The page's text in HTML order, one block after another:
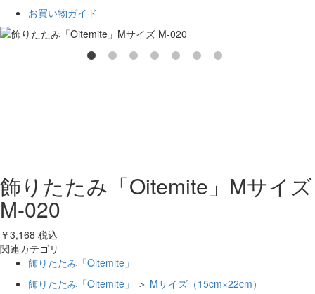
お買い物ガイド
飾りたたみ「Oitemite」Mサイズ
M-020
￥3,168 税込
関連カテゴリ
飾りたたみ「Oitemite」
飾りたたみ「Oitemite」
＞ Mサイズ（15cm×22cm）